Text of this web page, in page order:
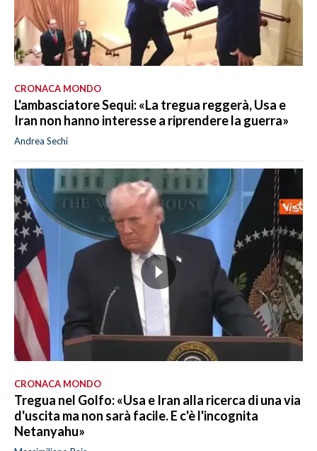
CRONACA MONDO
L'ambasciatore Sequi: «La tregua reggerà, Usa e
Iran non hanno interesse a riprendere la guerra»
Andrea Sechi
CRONACA MONDO
Tregua nel Golfo: «Usa e Iran alla ricerca di una via
d'uscita ma non sarà facile. E c'è l'incognita
Netanyahu»